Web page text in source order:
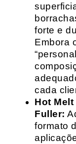
forte e
Embora
cada
Hot
Fuller:
formato